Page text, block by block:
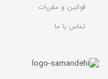
قوانین و مقررات
تماس با ما